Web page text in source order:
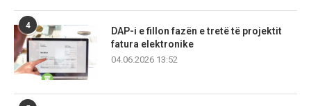
4
DAP-i e fillon fazën e tretë të projektit
fatura elektronike
04.06.2026 13:52